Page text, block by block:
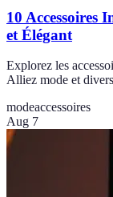
10 Accessoires
et Élégant
Explorez les
Alliez mode et
modeaccessoires
Aug 7